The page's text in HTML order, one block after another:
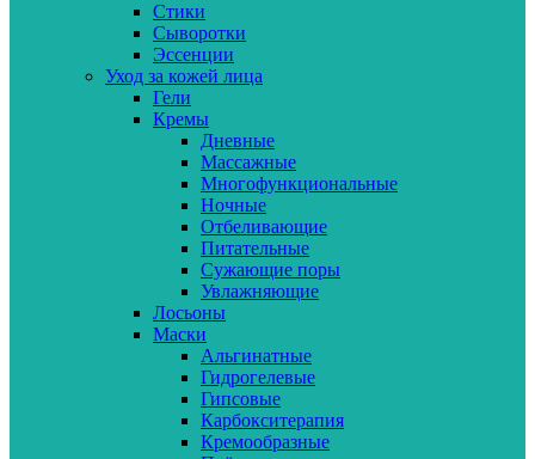
Стики
Сыворотки
Эссенции
Уход за кожей лица
Гели
Кремы
Дневные
Массажные
Многофункциональные
Ночные
Отбеливающие
Питательные
Сужающие поры
Увлажняющие
Лосьоны
Маски
Альгинатные
Гидрогелевые
Гипсовые
Карбокситерапия
Кремообразные